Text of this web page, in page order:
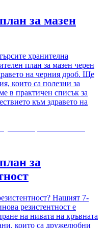
за мазен
хранителна
план за мазен черен
на черния дроб. Ще
които са полезни за
в практичен списък за
към здравето на
за
Нашият 7-
резистентност е
на нивата на кръвната
които са дружелюбни